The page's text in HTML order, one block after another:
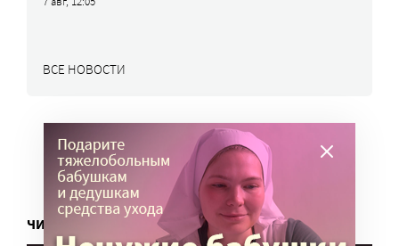
ВСЕ НОВОСТИ
ЧИТАТЬ ЕЩЕ